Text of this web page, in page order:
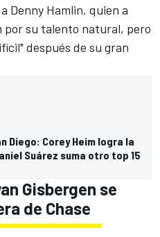
Denny Hamlin, quien a
por su talento natural, pero
después de su gran
Diego: Corey Heim logra la
Suárez suma otro top 15
Gisbergen se
de Chase